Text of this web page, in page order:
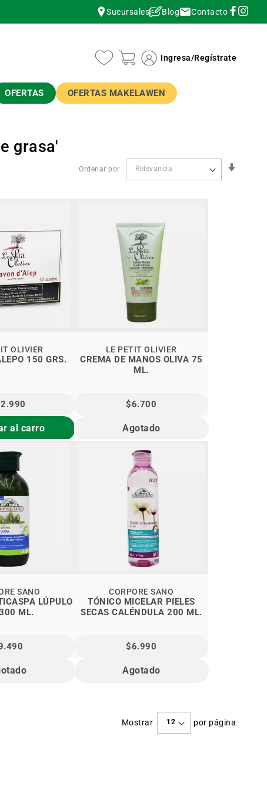
Sucursales Blog Contacto
Ingresa/Regístrate
OFERTAS OFERTAS MAKELAWEN
grasa'
Ordenar por
150 GRS.
OLIVIER
al carro
CREMA DE MANOS OLIVA 75
ML.
LE PETIT OLIVIER
$6.700
Agotado
LÚPULO
ML.
SANO
TÓNICO MICELAR PIELES
SECAS CALÉNDULA 200 ML.
CORPORE SANO
$6.990
Agotado
Mostrar por página